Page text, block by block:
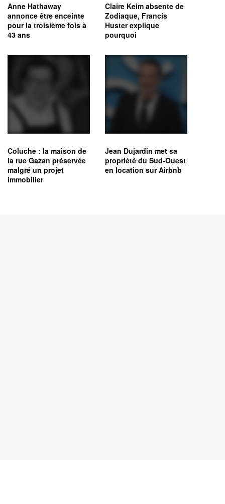
Anne Hathaway
annonce être enceinte
pour la troisième fois à
43 ans
Claire Keim absente de
Zodiaque, Francis
Huster explique
pourquoi
Coluche : la maison de
la rue Gazan préservée
malgré un projet
immobilier
Jean Dujardin met sa
propriété du Sud-Ouest
en location sur Airbnb